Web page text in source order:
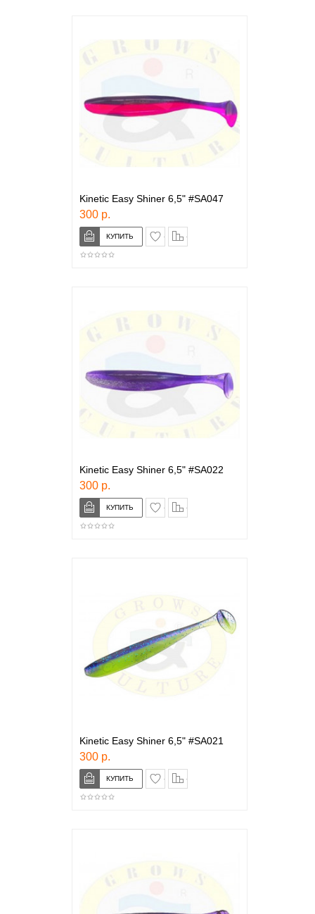
Kinetic Easy Shiner 6,5" #SA047
300 р.
в закладки
Kinetic Easy Shiner 6,5" #SA022
300 р.
в закладки
Kinetic Easy Shiner 6,5" #SA021
300 р.
в закладки